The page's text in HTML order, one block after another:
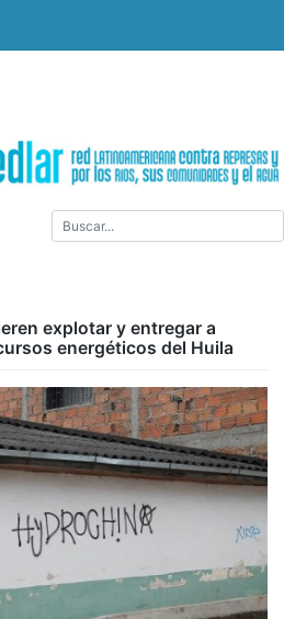
explotar y entregar a
energéticos del Huila